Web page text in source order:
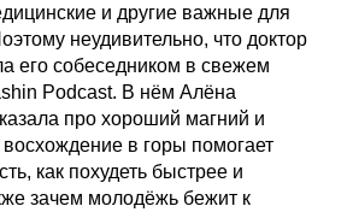
и другие важные для
неудивительно, что доктор
его собеседником в свежем
Podcast. В нём Алёна
про хороший магний и
в горы помогает
как похудеть быстрее и
зачем молодёжь бежит к